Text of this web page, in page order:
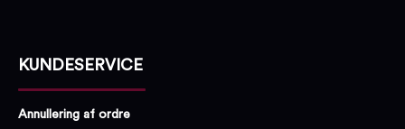
KUNDESERVICE
Annullering af ordre